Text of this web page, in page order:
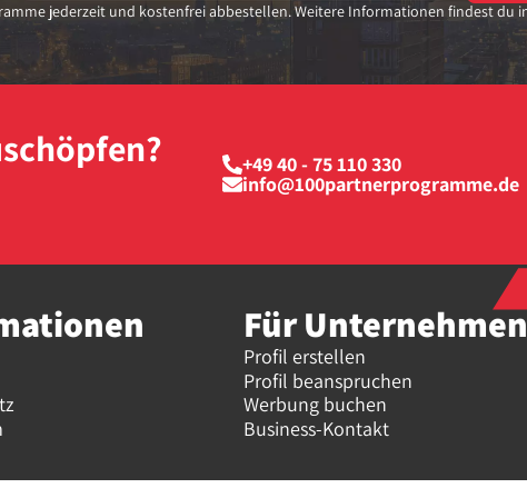
jederzeit und kostenfrei abbestellen. Weitere Informationen findest du
+49 40 - 75 110 330
info@100partnerprogramme.de
Für Unternehmen
Profil erstellen
Profil beanspruchen
Werbung buchen
Business-Kontakt